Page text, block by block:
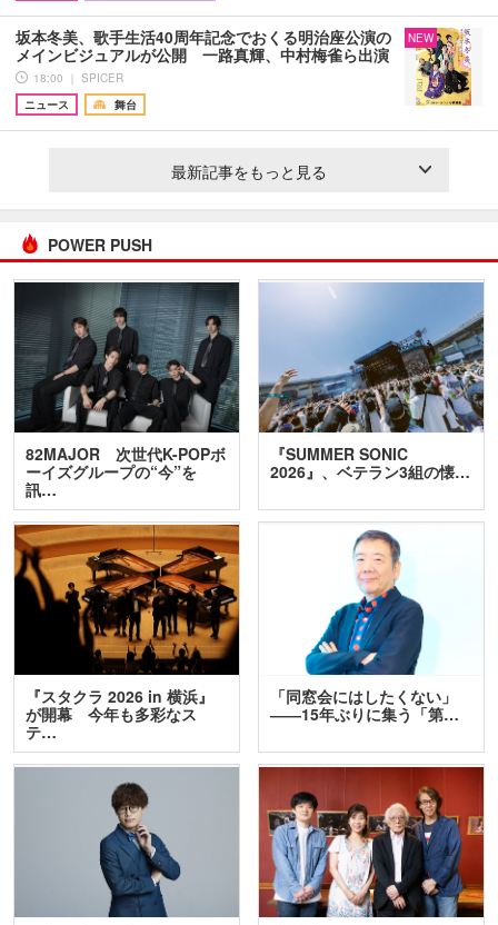
坂本冬美、歌手生活40周年記念でおくる明治座公演の
メインビジュアルが公開 一路真輝、中村梅雀ら出演
18:00 ｜ SPICER
ニュース
舞台
NEW
最新記事をもっと見る
POWER PUSH
82MAJOR 次世代K-POPボ
ーイズグループの“今”を
訊…
『SUMMER SONIC
2026』、ベテラン3組の懐…
『スタクラ 2026 in 横浜』
が開幕 今年も多彩なス
テ…
「同窓会にはしたくない」
――15年ぶりに集う「第…